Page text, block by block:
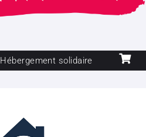
Hébergement solidaire